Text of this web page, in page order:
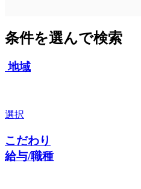
条件を選んで検索
地域
選択
こだわり
給与/職種